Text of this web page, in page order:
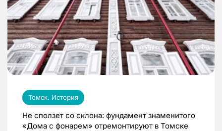
Томск. История
Не сползет со склона: фундамент знаменитого
«Дома с фонарем» отремонтируют в Томске